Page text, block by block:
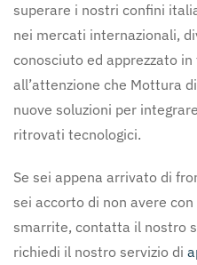
superare i nostri confini
nei mercati internazionali,
conosciuto ed apprezzato
all’attenzione che Mottura
nuove soluzioni per
ritrovati tecnologici.
Se sei appena arrivato di
sei accorto di non avere
smarrite, contatta il nostro
richiedi il nostro servizio di